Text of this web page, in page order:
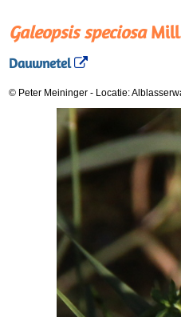
Galeopsis speciosa
Dauwnetel
© Peter Meininger - Locatie: